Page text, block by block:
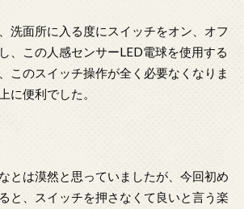
洗面所に入る度にスイッチをオン、オフ
、この人感センサーLED電球を使用する
このスイッチ操作が全く必要なくなりま
に便利でした。
とは漠然と思っていましたが、今回初め
と、スイッチを押さなくて良いと言う楽